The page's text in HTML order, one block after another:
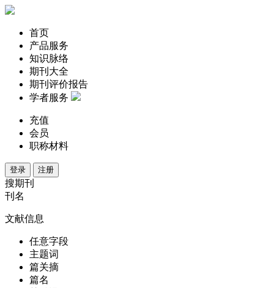
首页
产品服务
知识脉络
期刊大全
期刊评价报告
学者服务
充值
会员
职称材料
登录 注册
搜期刊
刊名
文献信息
任意字段
主题词
篇关摘
篇名